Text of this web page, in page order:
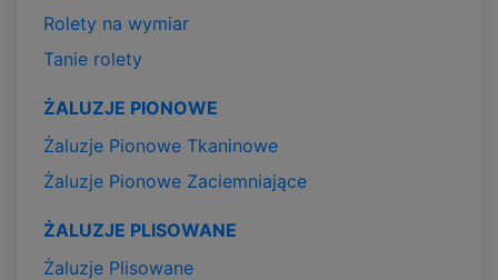
Rolety na wymiar
Tanie rolety
ŻALUZJE PIONOWE
Żaluzje Pionowe Tkaninowe
Żaluzje Pionowe Zaciemniające
ŻALUZJE PLISOWANE
Żaluzje Plisowane